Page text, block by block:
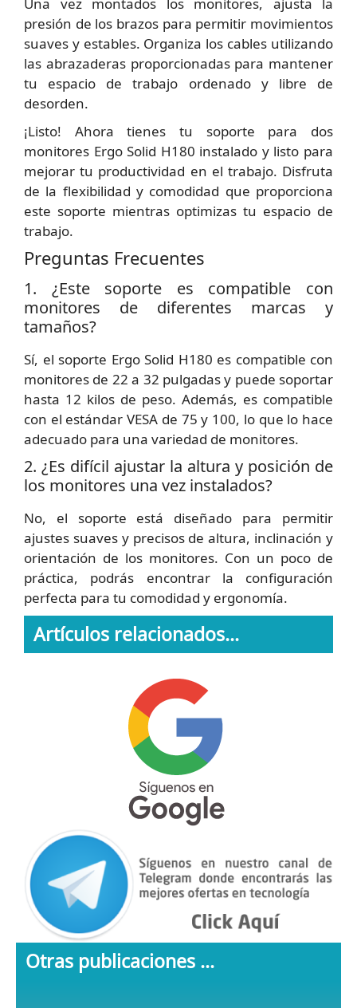
Una vez montados los monitores, ajusta la
presión de los brazos para permitir movimientos
suaves y estables. Organiza los cables utilizando
las abrazaderas proporcionadas para mantener
tu espacio de trabajo ordenado y libre de
desorden.
¡Listo! Ahora tienes tu soporte para dos
monitores Ergo Solid H180 instalado y listo para
mejorar tu productividad en el trabajo. Disfruta
de la flexibilidad y comodidad que proporciona
este soporte mientras optimizas tu espacio de
trabajo.
Preguntas Frecuentes
1. ¿Este soporte es compatible con
monitores de diferentes marcas y
tamaños?
Sí, el soporte Ergo Solid H180 es compatible con
monitores de 22 a 32 pulgadas y puede soportar
hasta 12 kilos de peso. Además, es compatible
con el estándar VESA de 75 y 100, lo que lo hace
adecuado para una variedad de monitores.
2. ¿Es difícil ajustar la altura y posición de
los monitores una vez instalados?
No, el soporte está diseñado para permitir
ajustes suaves y precisos de altura, inclinación y
orientación de los monitores. Con un poco de
práctica, podrás encontrar la configuración
perfecta para tu comodidad y ergonomía.
Artículos relacionados...
Otras publicaciones ...